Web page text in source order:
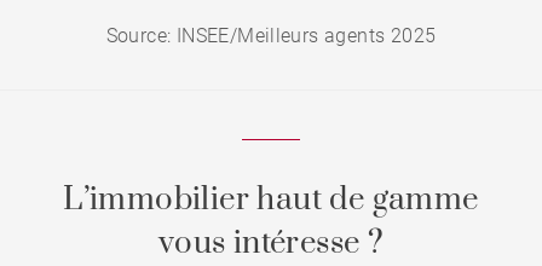
Source: INSEE/Meilleurs agents 2025
L’immobilier haut de gamme
vous intéresse ?